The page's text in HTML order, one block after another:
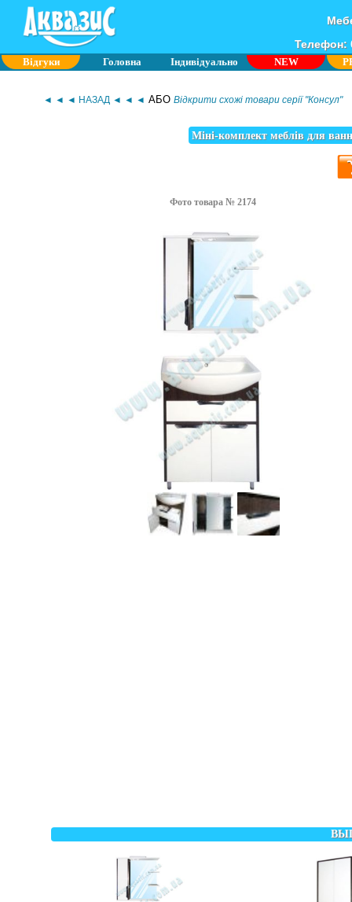
Телефон:
Відгуки Головна Індивідуально NEW
◄ ◄ ◄ НАЗАД ◄ ◄ ◄ АБО Відкрити схожі товари серії "Консул"
Міні-комплект меблів для
Фото товара № 2174